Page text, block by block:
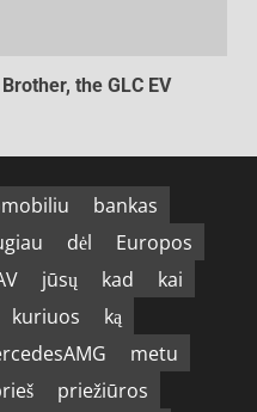
the GLC EV
bankas
dėl
Europos
jūsų kad
kai
kuriuos
ką
metu
priežiūros